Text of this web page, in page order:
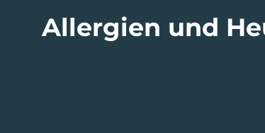
Allergien und